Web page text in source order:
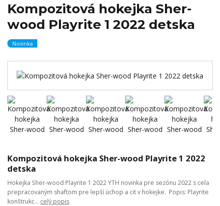
Kompozitová hokejka Sher-
wood Playrite 1 2022 detska
Novinka
Kompozitová hokejka Sher-wood Playrite 1 2022
detska
Hokejka Sher-wood Playrite 1 2022 YTH novinka pre sezónu 2022 s cela
prepracovaným shaftom pre lepší úchop a cit v hokejke. Popis: Playrite
konštrukc... celý popis